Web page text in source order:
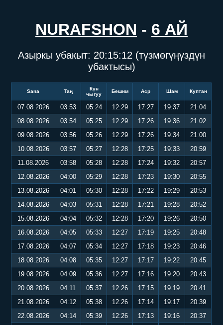
NURAFSHON - 6 АЙ
Азыркы убакыт: 20:15:12 (түзмөгүңүздүн
убактысы)
Sana Таң
Күн
чыгуу
Бешим Аср Шам Куптан
07.08.2026 03:53 05:24 12:29 17:27 19:37
21:04
08.08.2026
03:54 05:25 12:29 17:26 19:36
21:02
09.08.2026
03:56 05:26 12:29 17:26 19:34
21:00
10.08.2026
03:57 05:27 12:28 17:25 19:33
20:59
11.08.2026
03:58 05:28 12:28 17:24 19:32
20:57
12.08.2026
04:00 05:29 12:28 17:23 19:30
20:55
13.08.2026
04:01 05:30 12:28 17:22 19:29
20:53
14.08.2026
04:03 05:31 12:28 17:21 19:28
20:52
15.08.2026
04:04 05:32 12:28 17:20 19:26
20:50
16.08.2026
04:05 05:33 12:27 17:19 19:25
20:48
17.08.2026
04:07 05:34 12:27 17:18 19:23
20:46
18.08.2026
04:08 05:35 12:27 17:17 19:22
20:45
19.08.2026
04:09 05:36 12:27 17:16 19:20
20:43
20.08.2026
04:11 05:37 12:26 17:15 19:19
20:41
21.08.2026
04:12 05:38 12:26 17:14 19:17
20:39
22.08.2026
04:14 05:39 12:26 17:13 19:16
20:37